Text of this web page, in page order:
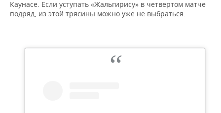
Каунасе. Если уступать «Жальгирису» в четвертом матче
подряд, из этой трясины можно уже не выбраться.